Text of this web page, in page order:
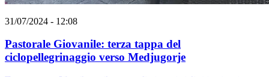
31/07/2024 - 12:08
Pastorale Giovanile: terza tappa del
ciclopellegrinaggio verso Medjugorje